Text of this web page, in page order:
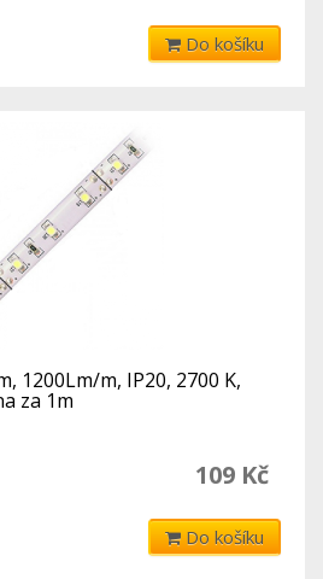
Do košíku
1200Lm/m, IP20, 2700 K,
za 1m
109 Kč
Do košíku